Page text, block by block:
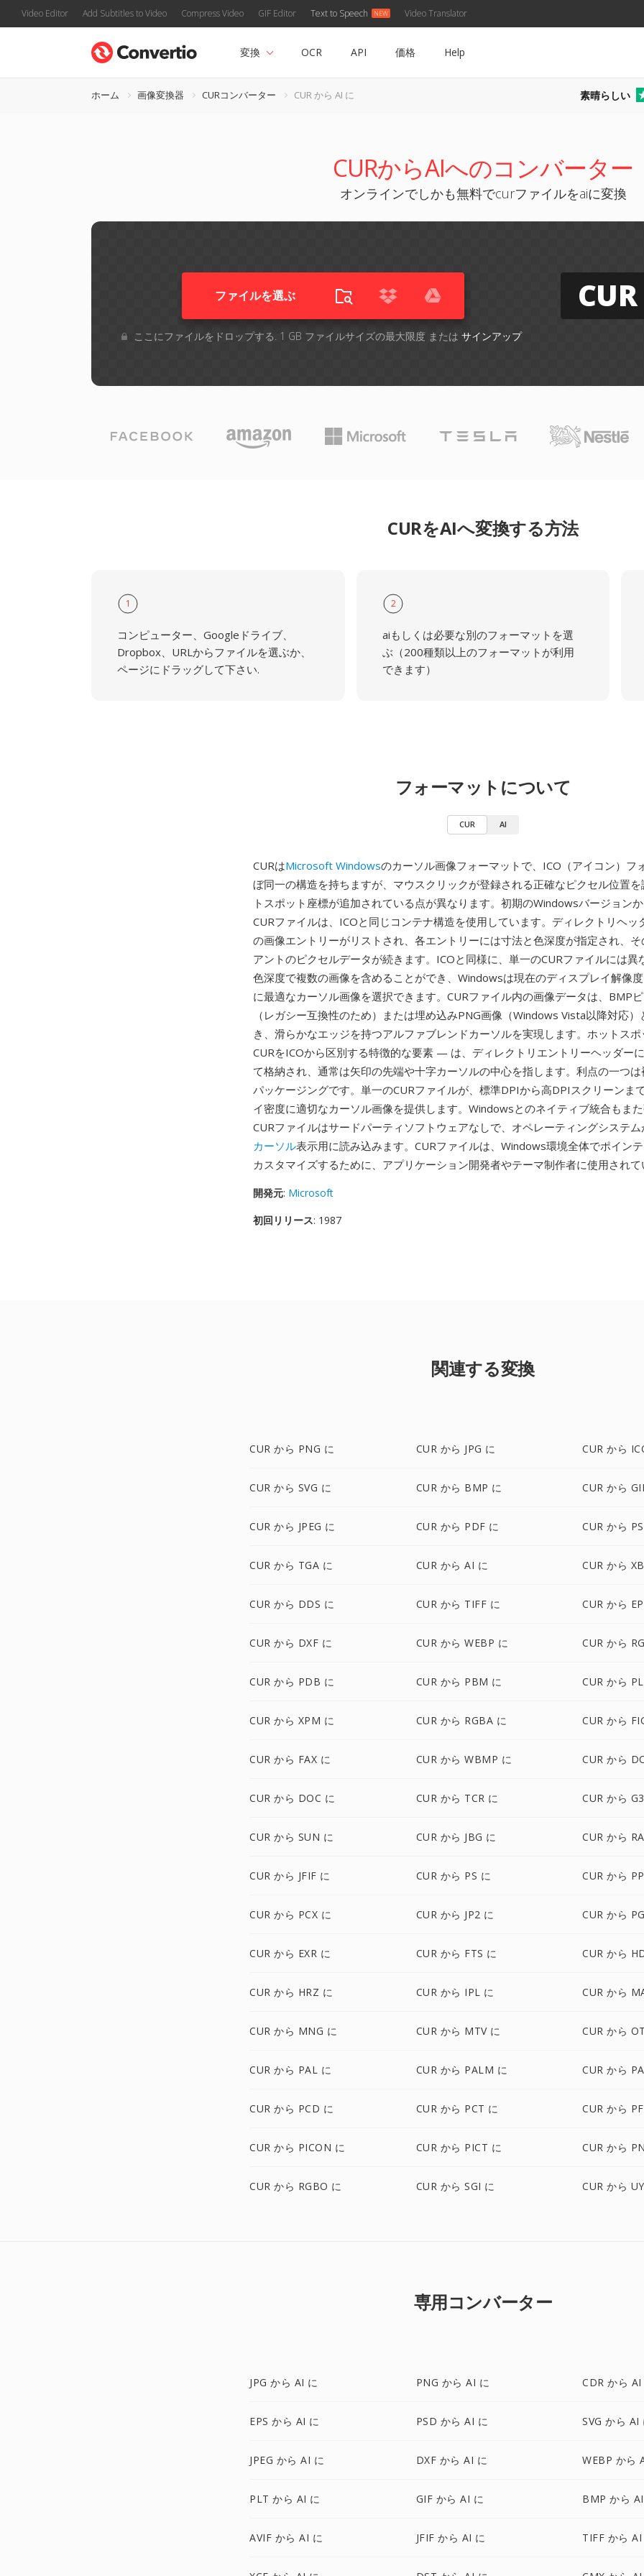
Video Editor Add Subtitles to Video Compress Video GIF Editor Text to Speech Video Translator
変換 OCR API 価格 Help
ホーム 画像変換器 CURコンバーター CUR から AI に 素晴らしい
CURからAIへのコンバーター
オンラインでしかも無料でcurファイルをaiに変換
ファイルを選ぶ
ここにファイルをドロップする. 1 GB ファイルサイズの最大限度 または サインアップ
CUR
CURをAIへ変換する方法
1
コンピューター、Googleドライブ、
Dropbox、URLからファイルを選ぶか、
ページにドラッグして下さい.
2
aiもしくは必要な別のフォーマットを選
ぶ（200種類以上のフォーマットが利用
できます）
フォーマットについて
CUR AI
CURはMicrosoft Windowsのカーソル画像フォーマットで、ICO（アイコン）フ
ぼ同一の構造を持ちますが、マウスクリックが登録される正確なピクセル位置を
トスポット座標が追加されている点が異なります。初期のWindowsバージョン
CURファイルは、ICOと同じコンテナ構造を使用しています。ディレクトリヘッ
の画像エントリーがリストされ、各エントリーには寸法と色深度が指定され、そ
アントのピクセルデータが続きます。ICOと同様に、単一のCURファイルには異
色深度で複数の画像を含めることができ、Windowsは現在のディスプレイ解像
に最適なカーソル画像を選択できます。CURファイル内の画像データは、BMP
（レガシー互換性のため）または埋め込みPNG画像（Windows Vista以降対応
き、滑らかなエッジを持つアルファブレンドカーソルを実現します。ホットス
CURをICOから区別する特徴的な要素 — は、ディレクトリエントリーヘッダー
て格納され、通常は矢印の先端や十字カーソルの中心を指します。利点の一つ
パッケージングです。単一のCURファイルが、標準DPIから高DPIスクリーンま
イ密度に適切なカーソル画像を提供します。Windowsとのネイティブ統合もま
CURファイルはサードパーティソフトウェアなしで、オペレーティングシステ
カーソル表示用に読み込みます。CURファイルは、Windows環境全体でポイン
カスタマイズするために、アプリケーション開発者やテーマ制作者に使用されて
開発元: Microsoft
初回リリース: 1987
関連する変換
CUR から PNG に CUR から JPG に CUR から
CUR から SVG に CUR から BMP に CUR から
CUR から JPEG に CUR から PDF に CUR から
CUR から TGA に CUR から AI に CUR から
CUR から DDS に CUR から TIFF に CUR から
CUR から DXF に CUR から WEBP に CUR から
CUR から PDB に CUR から PBM に CUR から
CUR から XPM に CUR から RGBA に CUR から
CUR から FAX に CUR から WBMP に CUR から
CUR から DOC に CUR から TCR に CUR から
CUR から SUN に CUR から JBG に CUR から
CUR から JFIF に CUR から PS に CUR から
CUR から PCX に CUR から JP2 に CUR から
CUR から EXR に CUR から FTS に CUR から
CUR から HRZ に CUR から IPL に CUR から
CUR から MNG に CUR から MTV に CUR から
CUR から PAL に CUR から PALM に CUR から
CUR から PCD に CUR から PCT に CUR から
CUR から PICON に CUR から PICT に CUR から
CUR から RGBO に CUR から SGI に CUR から
専用コンバーター
JPG から AI に PNG から AI に CDR から AI
EPS から AI に PSD から AI に SVG から AI
JPEG から AI に DXF から AI に WEBP から
PLT から AI に GIF から AI に BMP から
AVIF から AI に JFIF から AI に TIFF から AI